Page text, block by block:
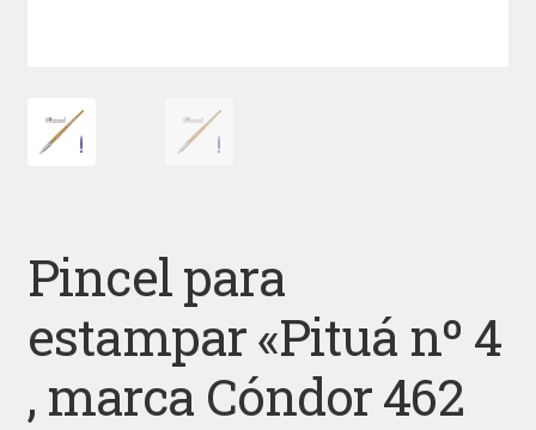
Pincel para
estampar «Pituá nº 4
, marca Cóndor 462